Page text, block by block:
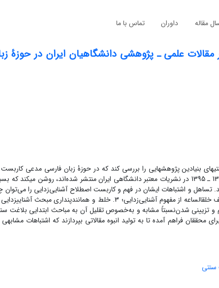
مقاله داوران تماس با ما
علمی ـ پژوهشی دانشگاهیان ایران در حوزۀ
بنیادین پژوهش­هایی را بررسی کند که در حوزۀ زبان فارسی مدعی
در نشریات معتبر دانشگاهی ایران منتشر شده‌اند، روشن می­کند که
تساهل و اشتباهات ایشان در فهم و کاربست اصطلاح آشنایی‌زدایی را می‌توان
زدایی؛
نسبتاً مشابه و به‌خصوص تقلیل آن به مباحث ابتدایی بلاغت
و تزیینی شدن
فراهم ­آمده تا به تولید انبوه مقالاتی بپردازند که اشتباهات
سنتی